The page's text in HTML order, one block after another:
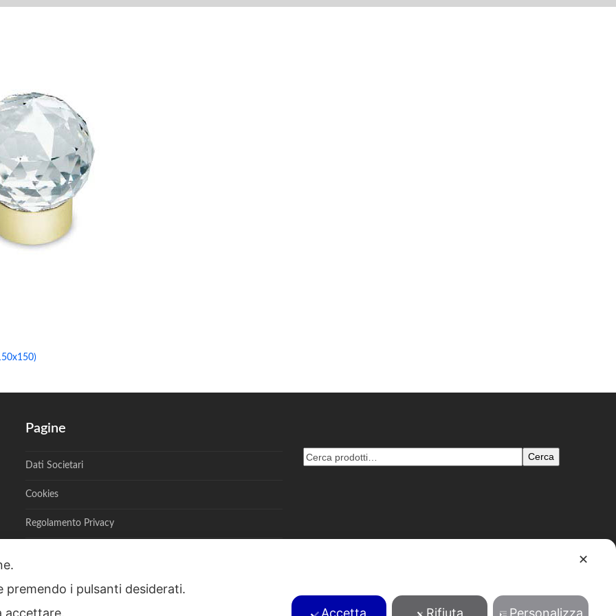
Pagine
Dati Societari
Cookies
Regolamento Privacy
Cerca
A. Toscanini, 6, RENATE, 20838, MB - P.I. 00882950967 - R.E.A. MB: 1204693 - pec: tentori@pec.pecenvi.it - Powered byEnvi
✕
i pulsanti desiderati.
accettare.
Accetta Rifiuta Personalizza